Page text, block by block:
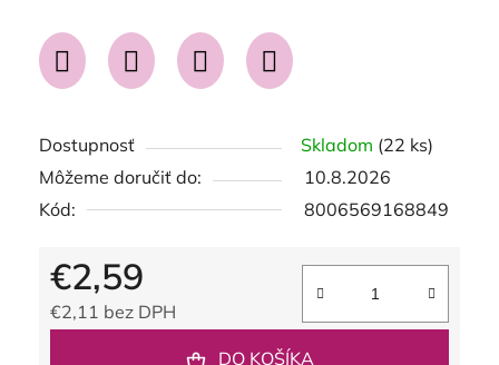
Dostupnosť Skladom (22 ks)
Môžeme doručiť do:
10.8.2026
Kód:
8006569168849
€2,59
€2,11 bez DPH
DO KOŠÍKA